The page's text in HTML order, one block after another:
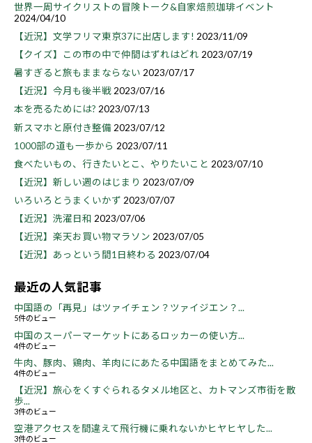
世界一周サイクリストの冒険トーク&自家焙煎珈琲イベント
2024/04/10
【近況】文学フリマ東京37に出店します! 2023/11/09
【クイズ】この市の中で仲間はずれはどれ 2023/07/19
暑すぎると旅もままならない 2023/07/17
【近況】今月も後半戦2023/07/16
本を売るためには? 2023/07/13
新スマホと原付き整備 2023/07/12
1000部の道も一歩から 2023/07/11
食べたいもの、行きたいとこ、やりたいこと 2023/07/10
【近況】新しい週のはじまり 2023/07/09
いろいろとうまくいかず 2023/07/07
【近況】洗濯日和 2023/07/06
【近況】楽天お買い物マラソン 2023/07/05
【近況】あっという間1日終わる 2023/07/04
最近の人気記事
中国語の「再見」はツァイチェン？ツァイジエン？...
5件のビュー
中国のスーパーマーケットにあるロッカーの使い方...
4件のビュー
牛肉、豚肉、鶏肉、羊肉ににあたる中国語をまとめてみた...
4件のビュー
【近況】旅心をくすぐられるタメル地区と、カトマンズ市街を散
歩...
3件のビュー
空港アクセスを間違えて飛行機に乗れないかヒヤヒヤした...
3件のビュー